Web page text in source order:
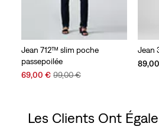
Jean 712™ slim poche
passepoilée
Sale
69,00 €Original
99,00 €
Jean
Les Clients Ont